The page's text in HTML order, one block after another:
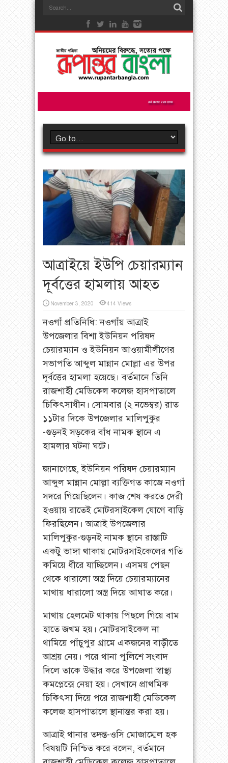
আত্রাইয়ে ইউপি চেয়ারম্যান
দূর্বত্তের হামলায় আহত
November 3, 2020 414 Views
নওগাঁ প্রতিনিধি: নওগাঁয় আত্রাই
উপজেলার বিশা ইউনিয়ন পরিষদ
চেয়ারম্যান ও ইউনিয়ন আওয়ামীলীগের
সভাপতি আব্দুল মান্নান মোল্লা এর উপর
দূর্বত্তের হামলা হয়েছে। বর্তমানে তিনি
রাজশাহী মেডিকেল কলেজ হাসপাতালে
চিকিৎসাধীন। সোমবার (২ নভেম্বর) রাত
১১টার দিকে উপজেলার মালিপুকুর
-গুড়নই সড়কের বাঁধ নামক স্থানে এ
হামলার ঘটনা ঘটে।
জানাগেছে, ইউনিয়ন পরিষদ চেয়ারম্যান
আব্দুল মান্নান মোল্লা ব্যক্তিগত কাজে নওগাঁ
সদরে গিয়েছিলেন। কাজ শেষ করতে দেরী
হওয়ায় রাতেই মোটরসাইকেল যোগে বাড়ি
ফিরছিলেন। আত্রাই উপজেলার
মালিপুকুর-গুড়নই নামক স্থানে রাস্তাটি
একটু ভাঙ্গা থাকায় মোটরসাইকেলের গতি
কমিয়ে ধীরে যাচ্ছিলেন। এসময় পেছন
থেকে ধারালো অস্ত্র দিয়ে চেয়ারম্যানের
মাথায় ধারালো অস্ত্র দিয়ে আঘাত করে।
মাথায় হেলমেট থাকায় পিছলে গিয়ে বাম
হাতে জখম হয়। মোটরসাইকেল না
থামিয়ে পাঁচুপুর গ্রামে একজনের বাড়ীতে
আশ্রয় নেয়। পরে থানা পুলিশে সংবাদ
দিলে তাকে উদ্ধার করে উপজেলা স্বাস্থ্য
কমপ্লেক্সে নেয়া হয়। সেখানে প্রাথমিক
চিকিৎসা দিয়ে পরে রাজশাহী মেডিকেল
কলেজ হাসপাতালে স্থানান্তর করা হয়।
আত্রাই থানার তদন্ত-ওসি মোজাম্মেল হক
বিষয়টি নিশ্চিত করে বলেন, বর্তমানে